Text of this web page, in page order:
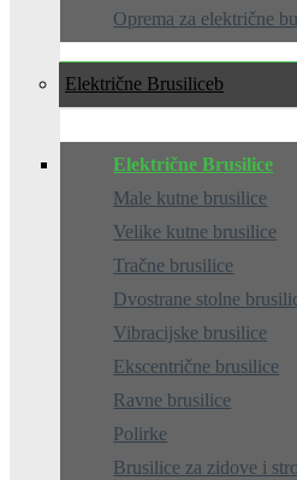
Oprema za električne
Električne Brusilice
Električne Brusilice
Male kutne brusilice
Velike kutne brusilice
Tračne brusilice
Dvostrane stolne
Vibracijske brusilice
Ekscentrične brusilice
Ravne brusilice
Polirke
Brusilice za zidove i